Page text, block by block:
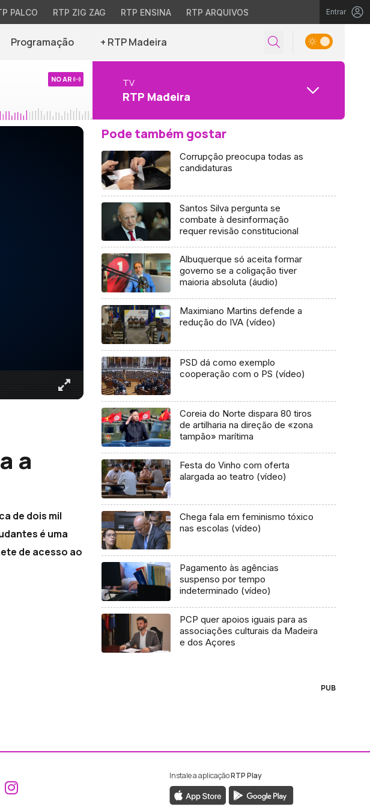
PALCO RTP ZIG ZAG RTP ENSINA RTP ARQUIVOS Entrar
Programação + RTP Madeira
NO AR TV
RTP Madeira
a
de dois mil
é uma
de acesso ao
Pode também gostar
Corrupção preocupa todas as
candidaturas
Santos Silva pergunta se
combate à desinformação
requer revisão constitucional
Albuquerque só aceita formar
governo se a coligação tiver
maioria absoluta (áudio)
Maximiano Martins defende a
redução do IVA (vídeo)
PSD dá como exemplo
cooperação com o PS (vídeo)
Coreia do Norte dispara 80 tiros
de artilharia na direção de «zona
tampão» marítima
Festa do Vinho com oferta
alargada ao teatro (vídeo)
Chega fala em feminismo tóxico
nas escolas (vídeo)
Pagamento às agências
suspenso por tempo
indeterminado (vídeo)
PCP quer apoios iguais para as
associações culturais da Madeira
e dos Açores
PUB
Aceder ao Facebook da RTP Madeira
Aceder ao Instagram da RTP Madeira
Instale a aplicaçãoRTP Play